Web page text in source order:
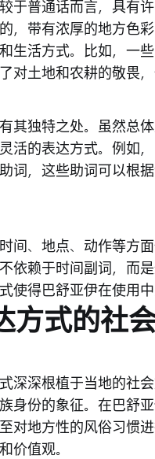
于普通话而言，具有
，带有浓厚的地方色
生活方式。比如，一
对土地和农耕的敬畏
其独特之处。虽然总
活的表达方式。例如
词，这些助词可以根
间、地点、动作等方
依赖于时间副词，而
使得巴舒亚伊在使用
方式的社
深深根植于当地的社
身份的象征。在巴舒
对地方性的风俗习惯
价值观。